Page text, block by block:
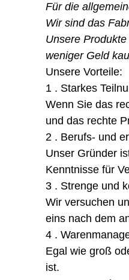
Für die
Wir sind das
Unsere
weniger Geld
Unsere Vorteile:
1 . Starkes
Wenn Sie das
und das rechte
2 . Berufs- und
Unser Gründer
Kenntnisse für
3 . Strenge und
Wir versuchen
eins nach dem
4 .
Egal wie groß
ist.